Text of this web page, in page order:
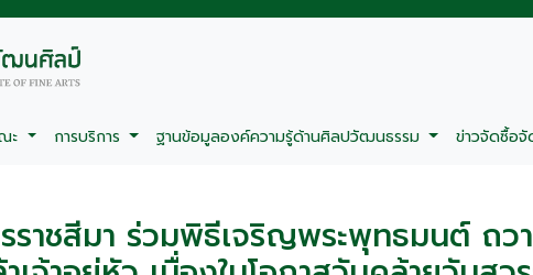
ะ การบริการ ฐานข้อมูลองค์ความรู้ด้านศิลปวัฒนธรรม ข่าวจัดซื้อจั
าชสีมา ร่วมพิธีเจริญพระพุทธมนต์ ถว